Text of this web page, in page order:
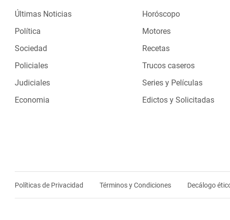
Últimas Noticias
Política
Sociedad
Policiales
Judiciales
Economia
Horóscopo
Motores
Recetas
Trucos caseros
Series y Películas
Edictos y Solicitadas
Políticas de Privacidad Términos y Condiciones Decálogo